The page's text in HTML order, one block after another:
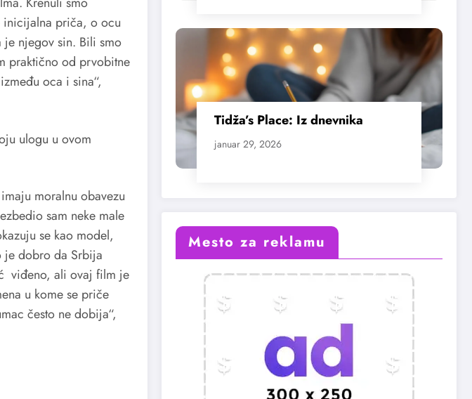
inicijalna priča, o ocu
je njegov sin. Bili smo
praktično od prvobitne
oca i sina“,
ulogu u ovom
moralnu obavezu
sam neke male
se kao model,
je dobro da Srbija
viđeno, ali ovaj film je
u kome se priče
često ne dobija“,
Tidža’s Place: Iz dnevnika
januar 29, 2026
Mesto za reklamu